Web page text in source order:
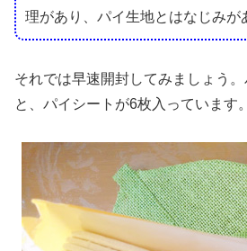
理があり、パイ生地とはなじみが
それでは早速開封してみましょう
と、パイシートが6枚入っています。